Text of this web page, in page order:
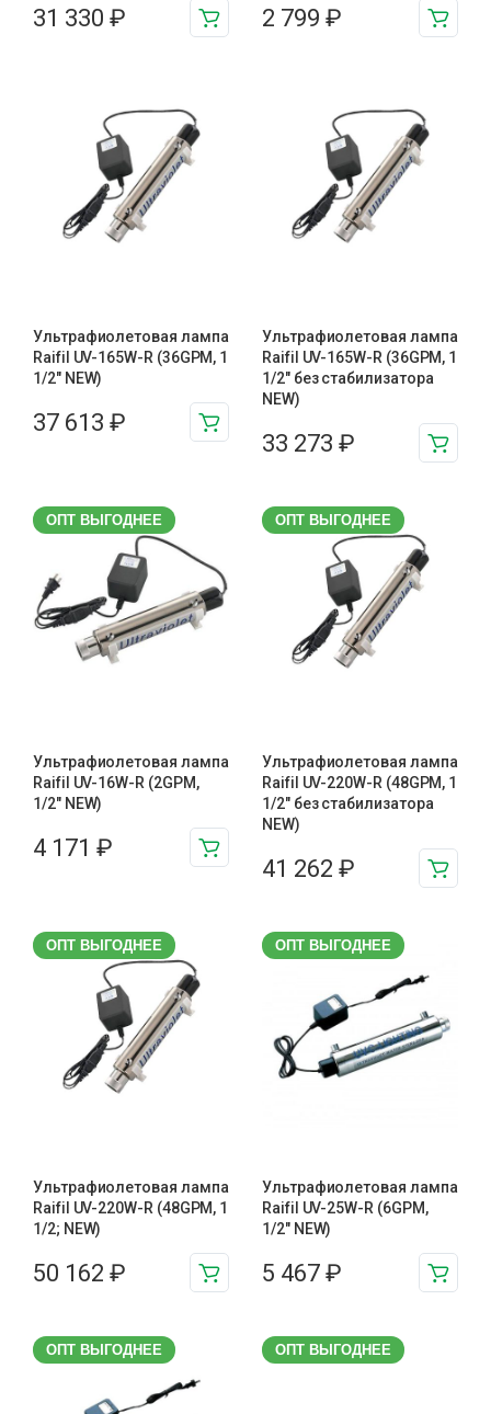
31 330 ₽ 2 799 ₽
Ультрафиолетовая лампа
Raifil UV-165W-R (36GPM, 1
1/2″ NEW)
37 613 ₽
Ультрафиолетовая лампа
Raifil UV-165W-R (36GPM, 1
1/2″ без стабилизатора
NEW)
33 273 ₽
ОПТ ВЫГОДНЕЕ
Ультрафиолетовая лампа
Raifil UV-16W-R (2GPM,
1/2" NEW)
4 171 ₽
ОПТ ВЫГОДНЕЕ
Ультрафиолетовая лампа
Raifil UV-220W-R (48GPM, 1
1/2″ без стабилизатора
NEW)
41 262 ₽
ОПТ ВЫГОДНЕЕ
Ультрафиолетовая лампа
Raifil UV-220W-R (48GPM, 1
1/2; NEW)
50 162 ₽
ОПТ ВЫГОДНЕЕ
Ультрафиолетовая лампа
Raifil UV-25W-R (6GPM,
1/2″ NEW)
5 467 ₽
ОПТ ВЫГОДНЕЕ ОПТ ВЫГОДНЕЕ